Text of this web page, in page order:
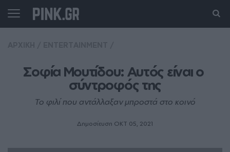
Σοφία Μουτίδου: Αυτός είναι ο
σύντροφός της
Το φιλί που αντάλλαξαν μπροστά στο κοινό
Δημοσίευση ΟΚΤ 05, 2021